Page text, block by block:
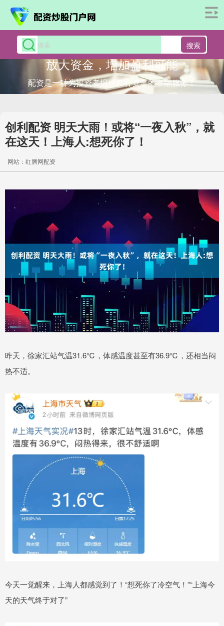
搜索
放大资金，增加盈利可能
配资是一种为投资者提供杠杆资金的金融服务！
创利配资 明天大雨！或将“一夜入秋”，就
在这天！上海人:想死你了！
网站：红腾网配资
昨天，徐家汇站气温31.6℃，体感温度甚至有36.9℃，还相当闷
热不适。
今天一觉醒来，上海人都感觉到了！“想死你了冷空气！”“上海今
天的天气终于对了”